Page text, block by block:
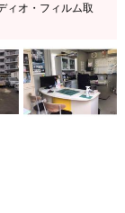
ィオ・フィルム取